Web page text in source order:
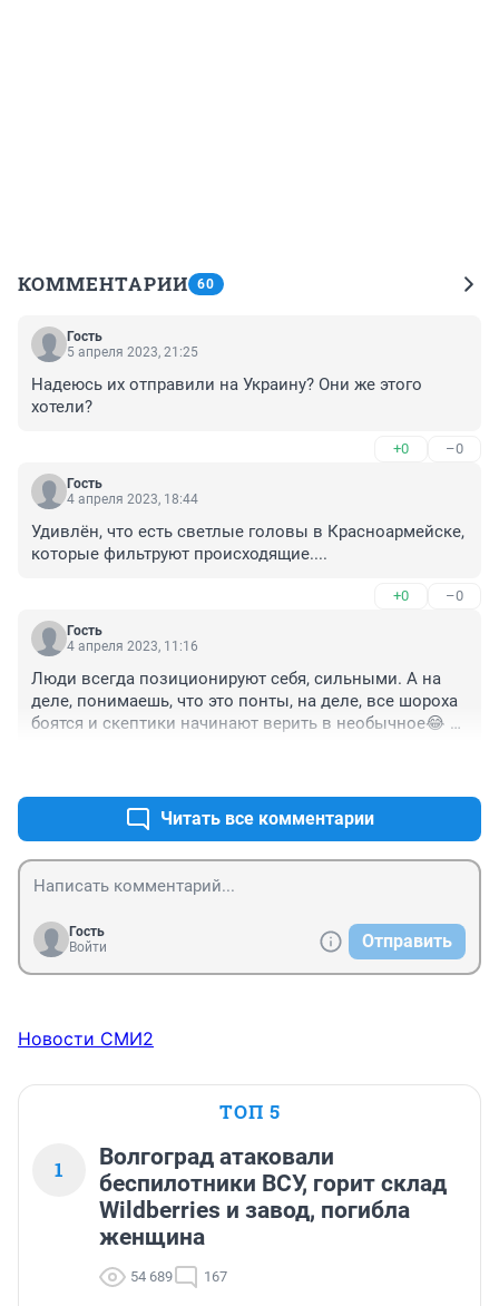
КОММЕНТАРИИ 60
Гость
5 апреля 2023, 21:25
Надеюсь их отправили на Украину? Они же этого
хотели?
+0 –0
Гость
4 апреля 2023, 18:44
Удивлён, что есть светлые головы в Красноармейске,
которые фильтруют происходящие....
+0 –0
Гость
4 апреля 2023, 11:16
Люди всегда позиционируют себя, сильными. А на
деле, понимаешь, что это понты, на деле, все шороха
боятся и скептики начинают верить в необычное😂
Читать все комментарии
Гость
Войти
Отправить
Новости СМИ2
ТОП 5
1
Волгоград атаковали
беспилотники ВСУ, горит склад
Wildberries и завод, погибла
женщина
54 689 167